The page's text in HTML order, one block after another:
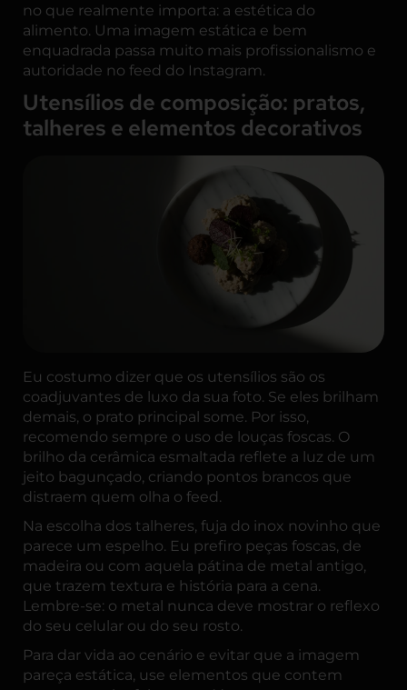
no que realmente importa: a estética do
alimento. Uma imagem estática e bem
enquadrada passa muito mais profissionalismo e
autoridade no feed do Instagram.
Utensílios de composição: pratos,
talheres e elementos decorativos
Eu costumo dizer que os utensílios são os
coadjuvantes de luxo da sua foto. Se eles brilham
demais, o prato principal some. Por isso,
recomendo sempre o uso de louças foscas. O
brilho da cerâmica esmaltada reflete a luz de um
jeito bagunçado, criando pontos brancos que
distraem quem olha o feed.
Na escolha dos talheres, fuja do inox novinho que
parece um espelho. Eu prefiro peças foscas, de
madeira ou com aquela pátina de metal antigo,
que trazem textura e história para a cena.
Lembre-se: o metal nunca deve mostrar o reflexo
do seu celular ou do seu rosto.
Para dar vida ao cenário e evitar que a imagem
pareça estática, use elementos que contem